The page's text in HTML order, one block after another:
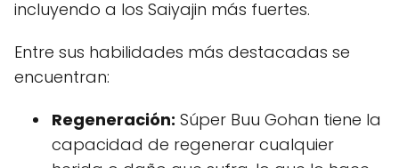
incluyendo a los Saiyajin más fuertes.
Entre sus habilidades más destacadas se
encuentran:
Regeneración: Súper Buu Gohan tiene la
capacidad de regenerar cualquier